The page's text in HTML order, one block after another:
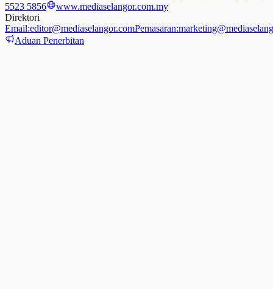
5523 5856
www.mediaselangor.com.my
Direktori
Email:editor@mediaselangor.comPemasaran:
Aduan Penerbitan